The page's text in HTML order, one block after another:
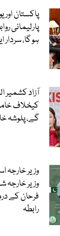
پاکستان اور
پارلیمانی
ہو گا، سردار
آزاد کشمیر
کیخلاف
گے، پلوشہ
وزیر خارجہ
وزیر خارجہ
فرحان کے
رابطہ